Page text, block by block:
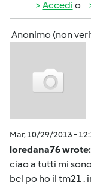
Accedi o
Anonimo (non
Mar, 10/29/2013 -
loredana76 wrote:
ciao a tutti mi
bel po ho il tm21 .